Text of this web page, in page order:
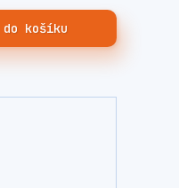
košíku